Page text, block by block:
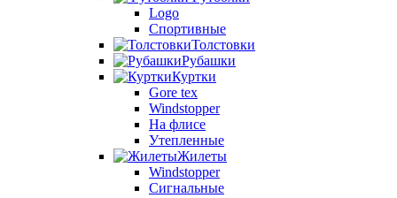
Logo
Спортивные
Толстовки
Рубашки
Куртки
Gore tex
Windstopper
На флисе
Утепленные
Жилеты
Windstopper
Сигнальные